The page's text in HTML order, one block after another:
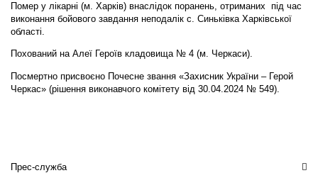
Помер у лікарні (м. Харків) внаслідок поранень, отриманих під час
виконання бойового завдання неподалік с. Синьківка Харківської
області.
Похований на Алеї Героїв кладовища № 4 (м. Черкаси).
Посмертно присвоєно Почесне звання «Захисник України – Герой
Черкас» (рішення виконавчого комітету від 30.04.2024 № 549).
Прес-служба